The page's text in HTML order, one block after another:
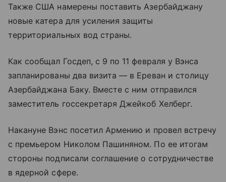
Также США намерены поставить Азербайджану
новые катера для усиления защиты
территориальных вод страны.
Как сообщал Госдеп, с 9 по 11 февраля у Вэнса
запланированы два визита — в Ереван и столицу
Азербайджана Баку. Вместе с ним отправился
заместитель госсекретаря Джейкоб Хелберг.
Накануне Вэнс посетил Армению и провел встречу
с премьером Николом Пашиняном. По ее итогам
стороны подписали соглашение о сотрудничестве
в ядерной сфере.